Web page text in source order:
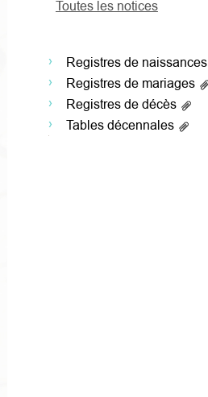
Toutes les notices
Registres de naissances
Registres de mariages
Registres de décès
Tables décennales